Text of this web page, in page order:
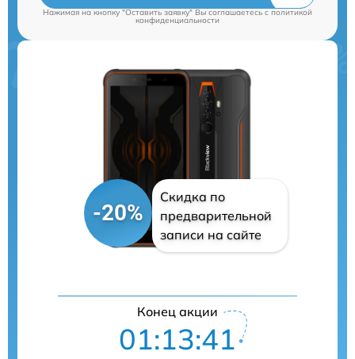
Нажимая на кнопку "Оставить заявку" Вы соглашаетесь cполитикой
конфиденциальности
-20%
Скидка по
предварительной
записи на сайте
Конец акции
01:13:41